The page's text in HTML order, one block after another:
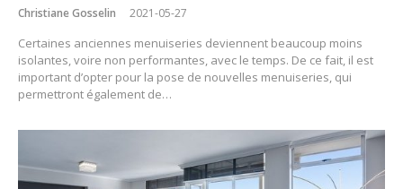
Christiane Gosselin 2021-05-27
Certaines anciennes menuiseries deviennent beaucoup moins
isolantes, voire non performantes, avec le temps. De ce fait, il est
important d’opter pour la pose de nouvelles menuiseries, qui
permettront également de…